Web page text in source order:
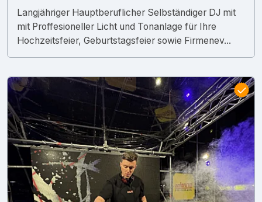
Langjähriger Hauptberuflicher Selbständiger DJ mit
mit Proffesioneller Licht und Tonanlage für Ihre
Hochzeitsfeier, Geburtstagsfeier sowie Firmenev...